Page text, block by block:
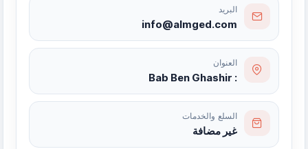
البريد
info@almged.com
العنوان
: Bab Ben Ghashir
السلع والخدمات
غير مضافة